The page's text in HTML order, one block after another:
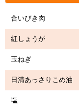
合いび
紅しょ
玉ね
日清あっさ
塩